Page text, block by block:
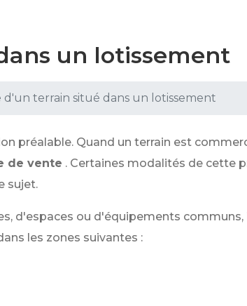
un lotissement
d'un terrain situé dans un lotissement
préalable. Quand un terrain est
de vente . Certaines modalités de cette
sujet.
d'espaces ou d'équipements
les zones suivantes :